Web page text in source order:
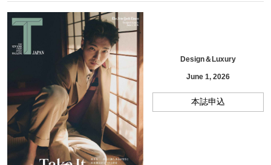
Design＆Luxury
June 1, 2026
本誌申込